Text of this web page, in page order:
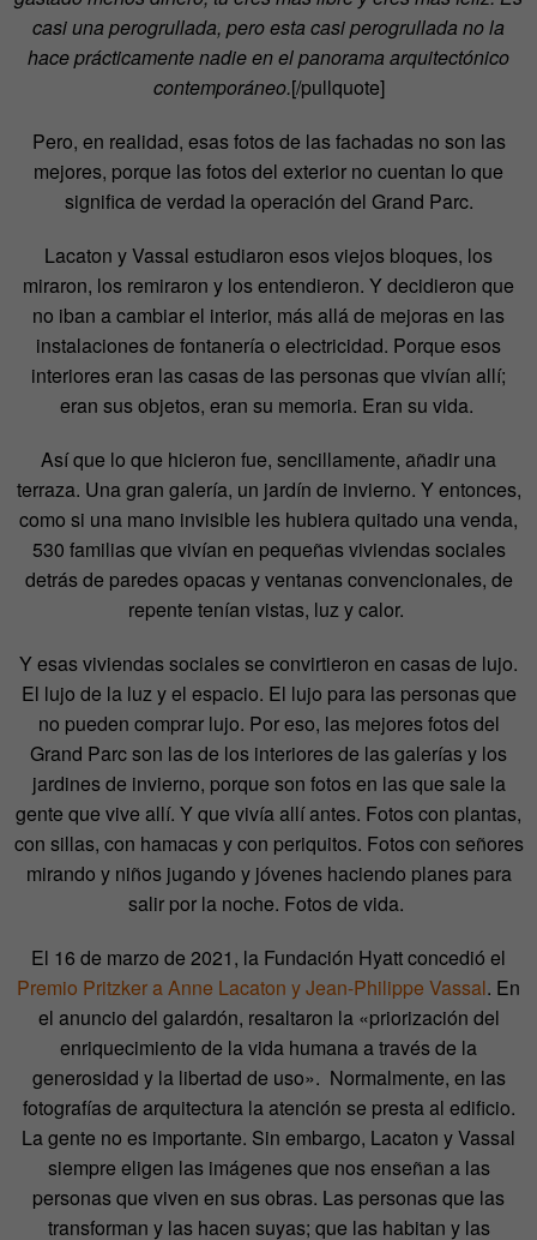
casi una perogrullada, pero esta casi perogrullada no la
hace prácticamente nadie en el panorama arquitectónico
contemporáneo.[/pullquote]
Pero, en realidad, esas fotos de las fachadas no son las
mejores, porque las fotos del exterior no cuentan lo que
significa de verdad la operación del Grand Parc.
Lacaton y Vassal estudiaron esos viejos bloques, los
miraron, los remiraron y los entendieron. Y decidieron que
no iban a cambiar el interior, más allá de mejoras en las
instalaciones de fontanería o electricidad. Porque esos
interiores eran las casas de las personas que vivían allí;
eran sus objetos, eran su memoria. Eran su vida.
Así que lo que hicieron fue, sencillamente, añadir una
terraza. Una gran galería, un jardín de invierno. Y entonces,
como si una mano invisible les hubiera quitado una venda,
530 familias que vivían en pequeñas viviendas sociales
detrás de paredes opacas y ventanas convencionales, de
repente tenían vistas, luz y calor.
Y esas viviendas sociales se convirtieron en casas de lujo.
El lujo de la luz y el espacio. El lujo para las personas que
no pueden comprar lujo. Por eso, las mejores fotos del
Grand Parc son las de los interiores de las galerías y los
jardines de invierno, porque son fotos en las que sale la
gente que vive allí. Y que vivía allí antes. Fotos con plantas,
con sillas, con hamacas y con periquitos. Fotos con señores
mirando y niños jugando y jóvenes haciendo planes para
salir por la noche. Fotos de vida.
El 16 de marzo de 2021, la Fundación Hyatt concedió el
Premio Pritzker a Anne Lacaton y Jean-Philippe Vassal. En
el anuncio del galardón, resaltaron la «priorización del
enriquecimiento de la vida humana a través de la
generosidad y la libertad de uso». Normalmente, en las
fotografías de arquitectura la atención se presta al edificio.
La gente no es importante. Sin embargo, Lacaton y Vassal
siempre eligen las imágenes que nos enseñan a las
personas que viven en sus obras. Las personas que las
transforman y las hacen suyas; que las habitan y las